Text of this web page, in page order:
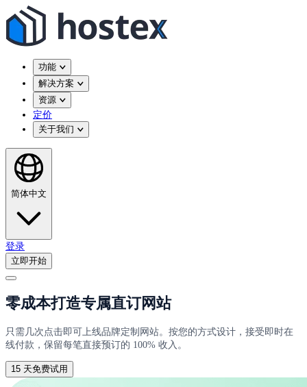
功能
解决方案
资源
定价
关于我们
简体中文
登录
立即开始
零成本打造专属直订网站
只需几次点击即可上线品牌定制网站。按您的方式设计，接受即时在
线付款，保留每笔直接预订的 100% 收入。
15 天免费试用